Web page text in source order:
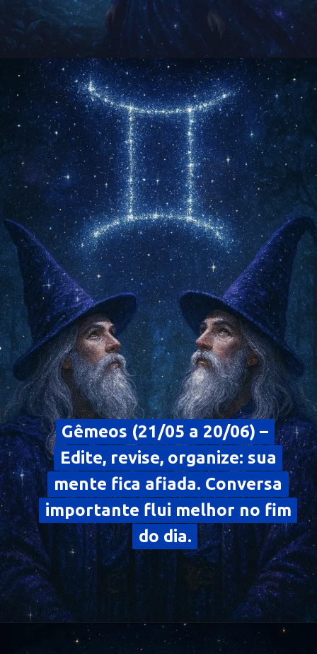
Openinghttps://falaregional.com.br/?s=hor%C3%B3scopo
Gêmeos (21/05 a 20/06) –
Edite, revise, organize: sua
mente fica afiada. Conversa
importante flui melhor no fim
do dia.
Gêmeos (21/05 a 20/06) –
Edite, revise, organize: sua
mente fica afiada. Conversa
importante flui melhor no fim
do dia.
Opening https://falaregional.com.br/?s=hor%C3%B3scopo